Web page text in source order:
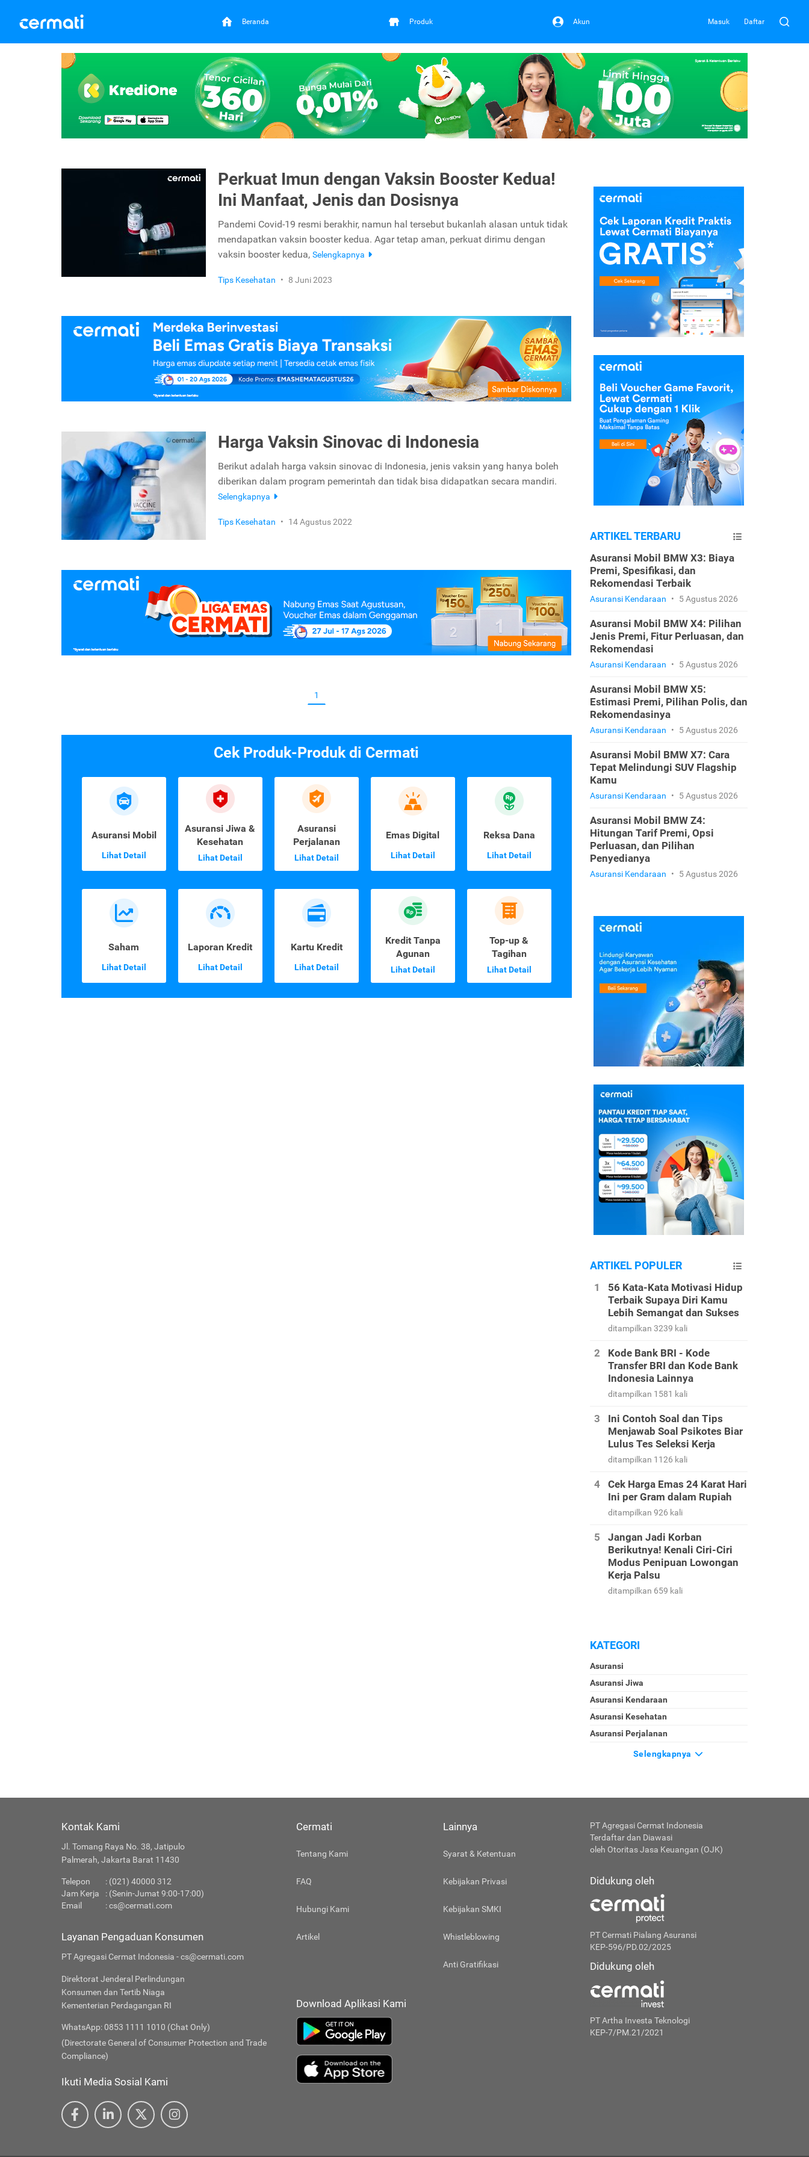
Beranda Produk Akun Masuk Daftar
Perkuat Imun dengan Vaksin Booster Kedua!
Ini Manfaat, Jenis dan Dosisnya
Pandemi Covid-19 resmi berakhir, namun hal tersebut bukanlah alasan untuk tidak
mendapatkan vaksin booster kedua. Agar tetap aman, perkuat dirimu dengan
vaksin booster kedua, Selengkapnya
Tips Kesehatan • 8 Juni 2023
Harga Vaksin Sinovac di Indonesia
Berikut adalah harga vaksin sinovac di Indonesia, jenis vaksin yang hanya boleh
diberikan dalam program pemerintah dan tidak bisa didapatkan secara mandiri.
Selengkapnya
Tips Kesehatan • 14 Agustus 2022
1
Cek Produk-Produk di Cermati
Asuransi Mobil
Lihat Detail
Asuransi Jiwa &
Kesehatan
Lihat Detail
Asuransi
Perjalanan
Lihat Detail
Emas Digital
Lihat Detail
Reksa Dana
Lihat Detail
Saham
Lihat Detail
Laporan Kredit
Lihat Detail
Kartu Kredit
Lihat Detail
Kredit Tanpa
Agunan
Lihat Detail
Top-up &
Tagihan
Lihat Detail
ARTIKEL TERBARU
Asuransi Mobil BMW X3: Biaya
Premi, Spesifikasi, dan
Rekomendasi Terbaik
Asuransi Kendaraan • 5 Agustus 2026
Asuransi Mobil BMW X4: Pilihan
Jenis Premi, Fitur Perluasan, dan
Rekomendasi
Asuransi Kendaraan • 5 Agustus 2026
Asuransi Mobil BMW X5:
Estimasi Premi, Pilihan Polis, dan
Rekomendasinya
Asuransi Kendaraan • 5 Agustus 2026
Asuransi Mobil BMW X7: Cara
Tepat Melindungi SUV Flagship
Kamu
Asuransi Kendaraan • 5 Agustus 2026
Asuransi Mobil BMW Z4:
Hitungan Tarif Premi, Opsi
Perluasan, dan Pilihan
Penyedianya
Asuransi Kendaraan • 5 Agustus 2026
ARTIKEL POPULER
56 Kata-Kata Motivasi Hidup
Terbaik Supaya Diri Kamu
Lebih Semangat dan Sukses
ditampilkan 3239 kali
Kode Bank BRI - Kode
Transfer BRI dan Kode Bank
Indonesia Lainnya
ditampilkan 1581 kali
Ini Contoh Soal dan Tips
Menjawab Soal Psikotes Biar
Lulus Tes Seleksi Kerja
ditampilkan 1126 kali
Cek Harga Emas 24 Karat Hari
Ini per Gram dalam Rupiah
ditampilkan 926 kali
Jangan Jadi Korban
Berikutnya! Kenali Ciri-Ciri
Modus Penipuan Lowongan
Kerja Palsu
ditampilkan 659 kali
KATEGORI
Asuransi
Asuransi Jiwa
Asuransi Kendaraan
Asuransi Kesehatan
Asuransi Perjalanan
Selengkapnya
Kontak Kami
Jl. Tomang Raya No. 38, Jatipulo
Palmerah, Jakarta Barat 11430
Telepon
: (021) 40000 312
Jam Kerja
: (Senin-Jumat 9:00-17:00)
Email
:cs@cermati.com
Layanan Pengaduan Konsumen
PT Agregasi Cermat Indonesia - cs@cermati.com
Direktorat Jenderal Perlindungan
Konsumen dan Tertib Niaga
Kementerian Perdagangan RI
WhatsApp: 0853 1111 1010 (Chat Only)
(Directorate General of Consumer Protection and Trade
Compliance)
Ikuti Media Sosial Kami
Cermati
Tentang Kami
FAQ
Hubungi Kami
Artikel
Lainnya
Syarat & Ketentuan
Kebijakan Privasi
Kebijakan SMKI
Whistleblowing
Anti Gratifikasi
Download Aplikasi Kami
PT Agregasi Cermat Indonesia
Terdaftar dan Diawasi
oleh Otoritas Jasa Keuangan (OJK)
Didukung oleh
PT Cermati Pialang Asuransi
KEP-596/PD.02/2025
Didukung oleh
PT Artha Investa Teknologi
KEP-7/PM.21/2021